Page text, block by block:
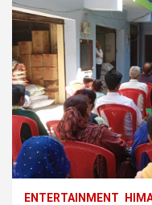
ENTERTAINMENT